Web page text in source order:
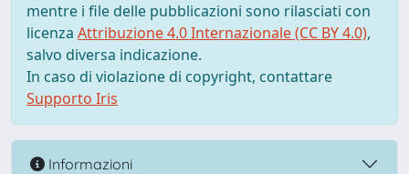
mentre i file delle pubblicazioni sono rilasciati con
licenza Attribuzione 4.0 Internazionale (CC BY 4.0),
salvo diversa indicazione.
In caso di violazione di copyright, contattare
Supporto Iris
Informazioni